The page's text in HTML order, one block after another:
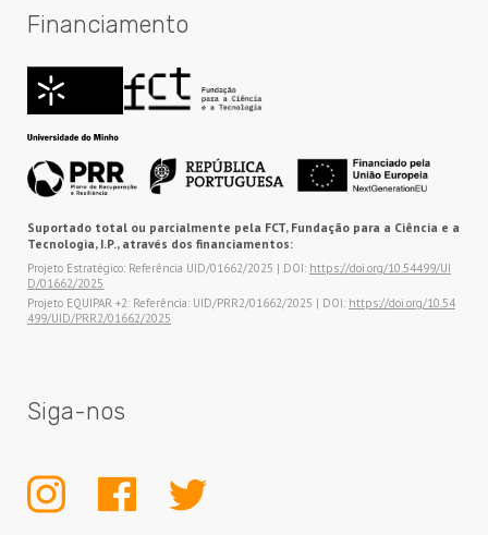
Financiamento
Suportado total ou parcialmente pela FCT, Fundação para a Ciência e a
Tecnologia, I.P., através dos financiamentos:
Projeto Estratégico: Referência UID/01662/2025 | DOI: https://doi.org/10.54499/UI
D/01662/2025
Projeto EQUIPAR +2: Referência: UID/PRR2/01662/2025 | DOI: https://doi.org/10.54
499/UID/PRR2/01662/2025
Siga-nos